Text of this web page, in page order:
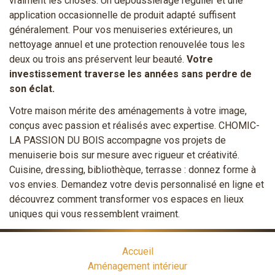
application occasionnelle de produit adapté suffisent
généralement. Pour vos menuiseries extérieures, un
nettoyage annuel et une protection renouvelée tous les
deux ou trois ans préservent leur beauté. Votre
investissement traverse les années sans perdre de
son éclat.
Votre maison mérite des aménagements à votre image,
conçus avec passion et réalisés avec expertise. CHOMIC-
LA PASSION DU BOIS accompagne vos projets de
menuiserie bois sur mesure avec rigueur et créativité.
Cuisine, dressing, bibliothèque, terrasse : donnez forme à
vos envies. Demandez votre devis personnalisé en ligne et
découvrez comment transformer vos espaces en lieux
uniques qui vous ressemblent vraiment.
Accueil
Aménagement intérieur